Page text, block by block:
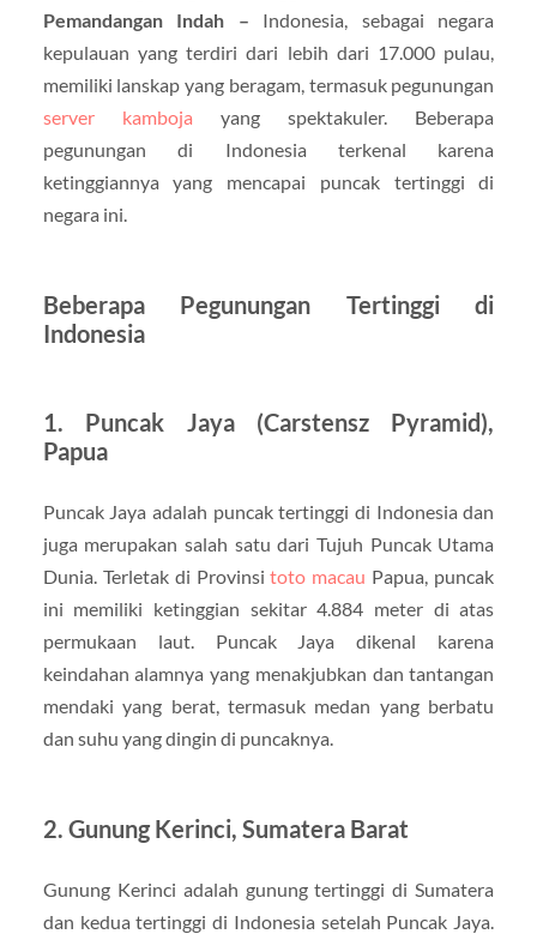
Pemandangan Indah – Indonesia, sebagai negara
kepulauan yang terdiri dari lebih dari 17.000 pulau,
memiliki lanskap yang beragam, termasuk pegunungan
server kamboja yang spektakuler. Beberapa
pegunungan di Indonesia terkenal karena
ketinggiannya yang mencapai puncak tertinggi di
negara ini.
Beberapa Pegunungan Tertinggi di
Indonesia
1. Puncak Jaya (Carstensz Pyramid),
Papua
Puncak Jaya adalah puncak tertinggi di Indonesia dan
juga merupakan salah satu dari Tujuh Puncak Utama
Dunia. Terletak di Provinsitoto macau Papua, puncak
ini memiliki ketinggian sekitar 4.884 meter di atas
permukaan laut. Puncak Jaya dikenal karena
keindahan alamnya yang menakjubkan dan tantangan
mendaki yang berat, termasuk medan yang berbatu
dan suhu yang dingin di puncaknya.
2. Gunung Kerinci, Sumatera Barat
Gunung Kerinci adalah gunung tertinggi di Sumatera
dan kedua tertinggi di Indonesia setelah Puncak Jaya.